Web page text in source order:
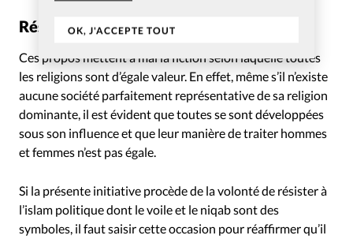
OK, J'ACCEPTE TOUT
Résister à l’islam politique
Ces propos mettent à mal la fiction selon laquelle toutes
les religions sont d’égale valeur. En effet, même s’il n’existe
aucune société parfaitement représentative de sa religion
dominante, il est évident que toutes se sont développées
sous son influence et que leur manière de traiter hommes
et femmes n’est pas égale.
Si la présente initiative procède de la volonté de résister à
l’islam politique dont le voile et le niqab sont des
symboles, il faut saisir cette occasion pour réaffirmer qu’il